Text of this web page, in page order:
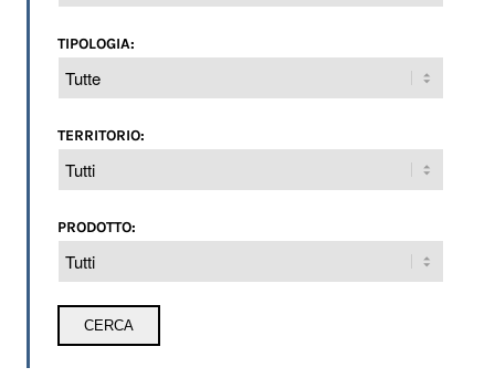
TIPOLOGIA:
TERRITORIO:
PRODOTTO: